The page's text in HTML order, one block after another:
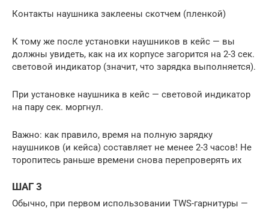
Контакты наушника заклеены скотчем (пленкой)
К тому же после установки наушников в кейс — вы
должны увидеть, как на их корпусе загорится на 2-3 сек.
световой индикатор (значит, что зарядка выполняется).
При установке наушника в кейс — световой индикатор
на пару сек. моргнул.
Важно: как правило, время на полную зарядку
наушников (и кейса) составляет не менее 2-3 часов! Не
торопитесь раньше времени снова перепроверять их
ШАГ 3
Обычно, при первом использовании TWS-гарнитуры —